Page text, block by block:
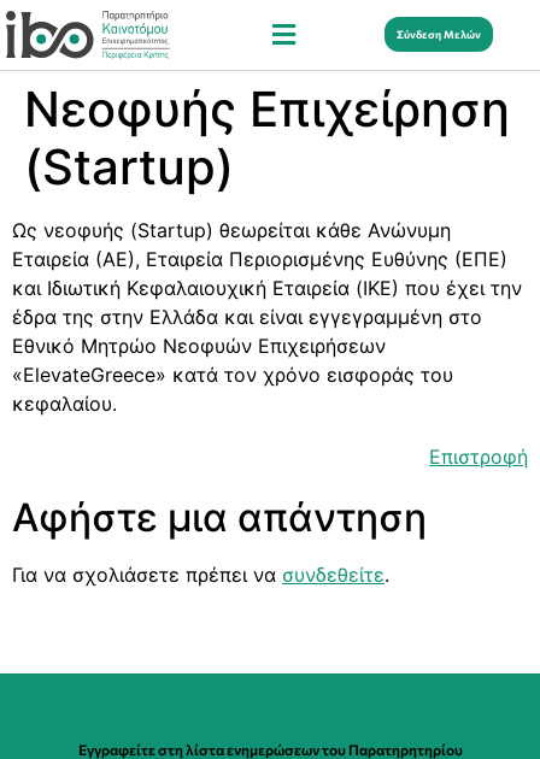
Σύνδεση Μελών
Νεοφυής Επιχείρηση
(Startup)
Ως νεοφυής (Startup) θεωρείται κάθε Ανώνυμη
Εταιρεία (ΑΕ), Εταιρεία Περιορισμένης Ευθύνης (ΕΠΕ)
και Ιδιωτική Κεφαλαιουχική Εταιρεία (ΙΚΕ) που έχει την
έδρα της στην Ελλάδα και είναι εγγεγραμμένη στο
Εθνικό Μητρώο Νεοφυών Επιχειρήσεων
«ElevateGreece» κατά τον χρόνο εισφοράς του
κεφαλαίου.
Επιστροφή
Αφήστε μια απάντηση
Για να σχολιάσετε πρέπει να συνδεθείτε.
Εγγραφείτε στη λίστα ενημερώσεων του Παρατηρητηρίου